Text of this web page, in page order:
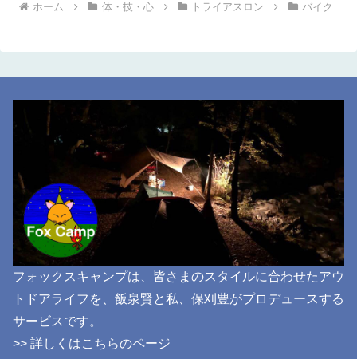
ホーム 体・技・心 トライアスロン バイク
フォックスキャンプは、皆さまのスタイルに合わせたアウ
トドアライフを、飯泉賢と私、保刈豊がプロデュースする
サービスです。
>> 詳しくはこちらのページ